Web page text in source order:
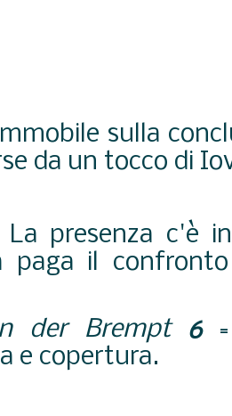
sulla
da un tocco di
presenza c'è
paga il
der Brempt 6
e copertura.